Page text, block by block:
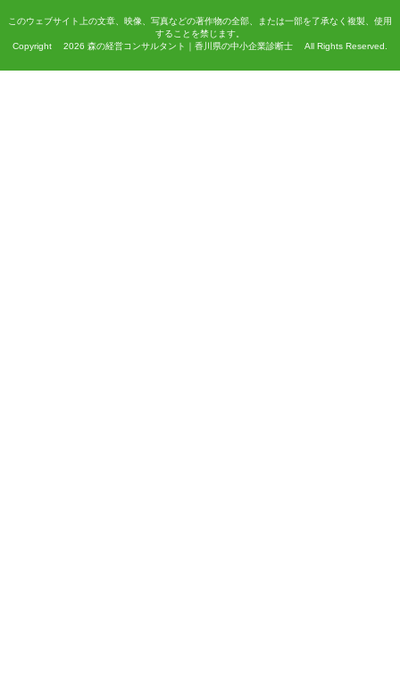
このウェブサイト上の文章、映像、写真などの著作物の全部、または一部を了承なく複製、使用
することを禁じます。
Copyright 2026 森の経営コンサルタント｜香川県の中小企業診断士 All Rights Reserved.